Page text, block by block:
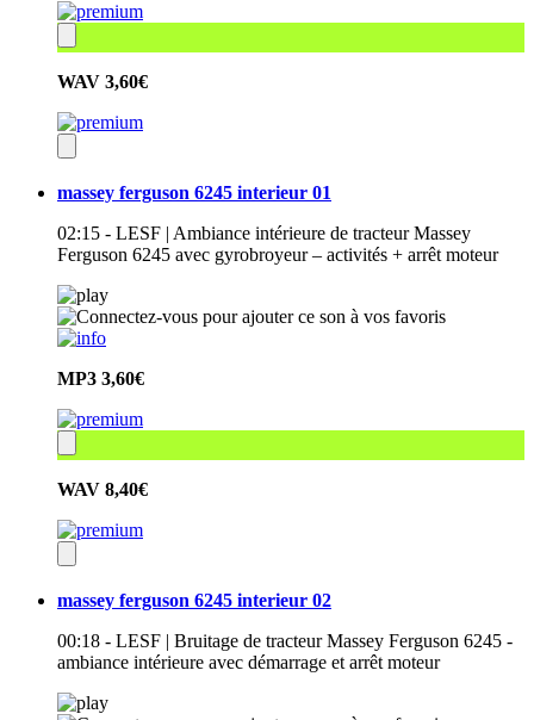
WAV 3,60€
massey ferguson 6245 interieur 01
02:15 - LESF | Ambiance intérieure de tracteur Massey
Ferguson 6245 avec gyrobroyeur – activités + arrêt moteur
MP3 3,60€
WAV 8,40€
massey ferguson 6245 interieur 02
00:18 - LESF | Bruitage de tracteur Massey Ferguson 6245 -
ambiance intérieure avec démarrage et arrêt moteur